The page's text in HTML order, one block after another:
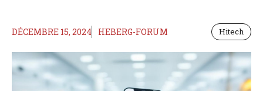
DÉCEMBRE 15, 2024 HEBERG-FORUM Hitech